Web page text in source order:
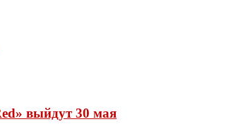
выйдут 30 мая